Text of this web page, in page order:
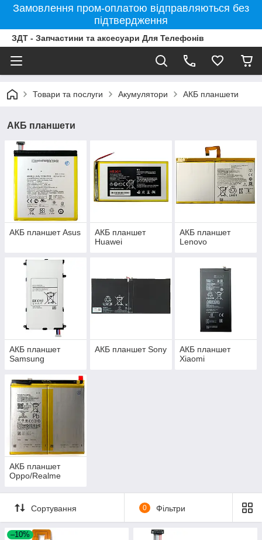
Замовлення пром-оплатою відправляються без
підтвердження
ЗДТ - Запчастини та аксесуари Для Телефонів
Товари та послуги Акумулятори АКБ планшети
АКБ планшети
АКБ планшет Asus
АКБ планшет
Huawei
АКБ планшет
Lenovo
АКБ планшет
Samsung
АКБ планшет Sony
АКБ планшет
Xiaomi
АКБ планшет
Oppo/Realme
Сортування 0 Фільтри
–10%